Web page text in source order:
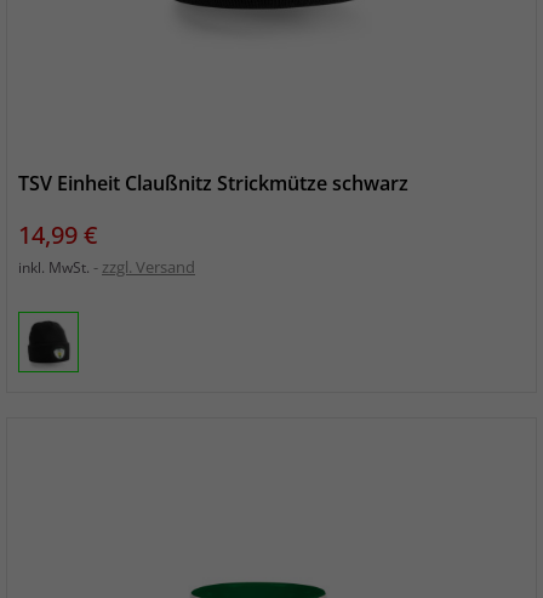
TSV Einheit Claußnitz Strickmütze schwarz
Preis
14,99 €
inkl. MwSt. zzgl. Versand